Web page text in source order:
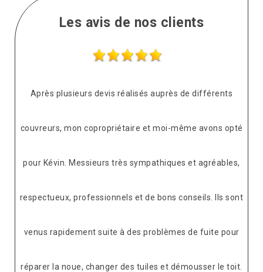
Les avis de nos clients
Après plusieurs devis réalisés auprès de différents
couvreurs, mon copropriétaire et moi-même avons opté
pour Kévin. Messieurs très sympathiques et agréables,
respectueux, professionnels et de bons conseils. Ils sont
venus rapidement suite à des problèmes de fuite pour
réparer la noue, changer des tuiles et démousser le toit.